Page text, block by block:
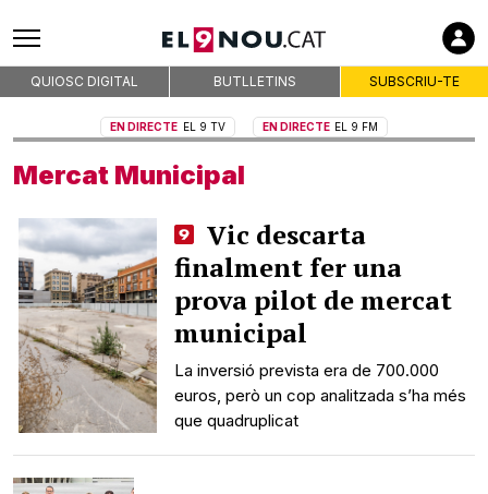
QUIOSC DIGITAL BUTLLETINS SUBSCRIU-TE
EN DIRECTE EL 9 TV EN DIRECTE EL 9 FM
Mercat Municipal
Vic descarta
finalment fer una
prova pilot de mercat
municipal
La inversió prevista era de 700.000
euros, però un cop analitzada s’ha més
que quadruplicat